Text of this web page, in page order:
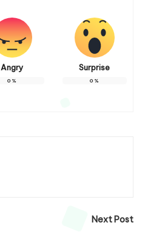
Angry
0%
Surprise
0%
Next Post